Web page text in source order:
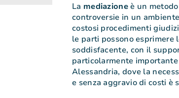
La mediazioneè un
controversie in un
costosi procedimenti
le parti possono esprimere
soddisfacente, con il
particolarmente
Alessandria, dove la
e senza aggravio di costi è